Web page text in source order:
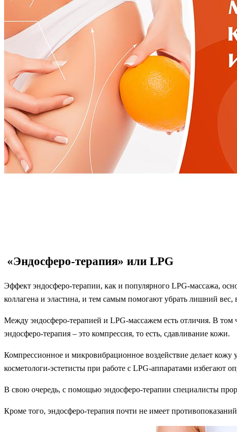
«Эндосферо-терапия» или LPG
Эффект эндосферо-терапии, как и популярного LPG-массажа,
коллагена и эластина, и тем самым помогают убрать лишний вес,
Между эндосферо-терапией и LPG-массажем есть отличия. В том
эндосферо-терапия – это компрессия, то есть, сдавливание кожи.
Компрессионное и микровибрационное воздействие делает
косметологи-эстетисты при работе с LPG-аппаратами избегают
В свою очередь, с помощью эндосферо-терапии специалисты
Кроме того, эндосферо-терапия почти не имеет